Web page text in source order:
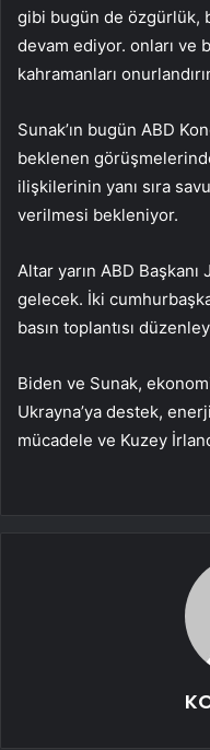
gibi bugün de özgürlük,
devam ediyor. onları ve
kahramanları
Sunak’ın bugün ABD
beklenen
ilişkilerinin yanı sıra
verilmesi bekleniyor.
Altar yarın ABD
gelecek. İki
basın toplantısı
Biden ve Sunak,
Ukrayna’ya destek,
mücadele ve Kuzey